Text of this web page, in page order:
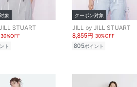
象
STUART
30%OFF
ト
クーポン対象
JILL by JILL STUART
8,855円 30%OFF
805ポイント